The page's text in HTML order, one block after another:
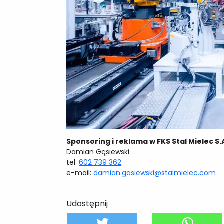
Sponsoring i reklama w FKS Stal Mielec
Damian Gąsiewski
tel.602 739 362
e-mail:damian.gasiewski@stalmielec.com
Udostępnij